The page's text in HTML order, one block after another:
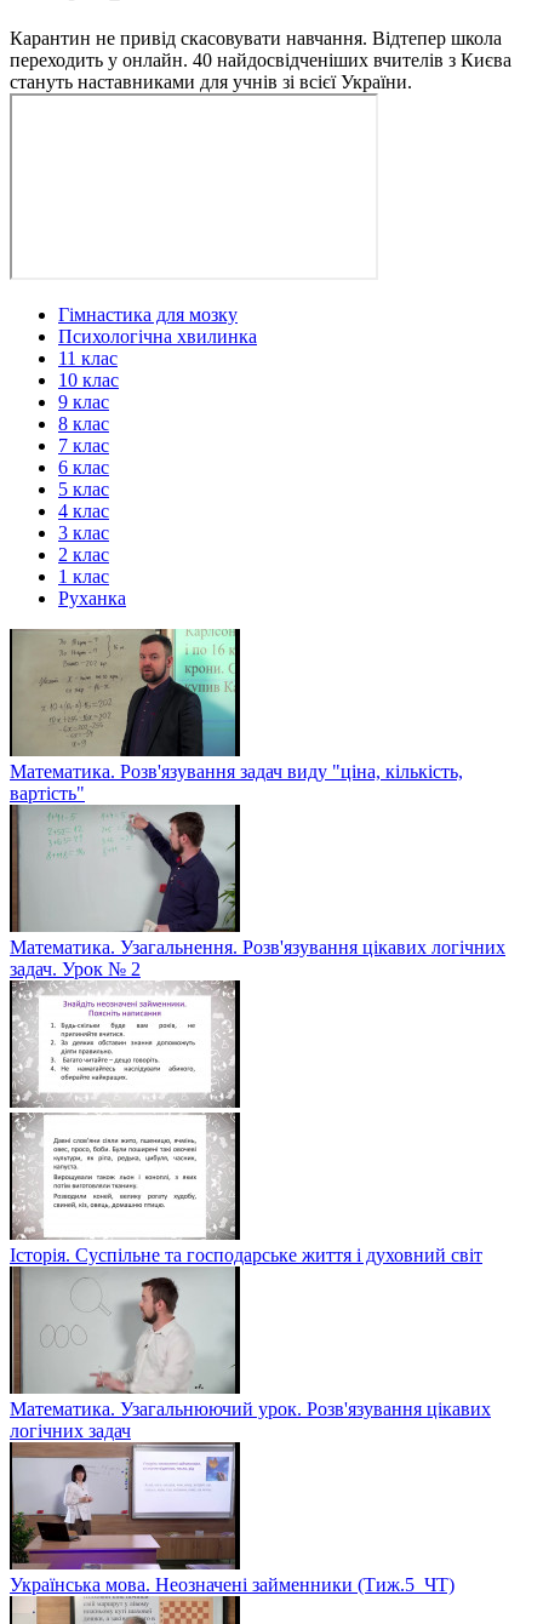
Карантин не привід скасовувати навчання. Відтепер школа
переходить у онлайн. 40 найдосвідченіших вчителів з Києва
стануть наставниками для учнів зі всієї України.
Гімнастика для мозку
Психологічна хвилинка
11 клас
10 клас
9 клас
8 клас
7 клас
6 клас
5 клас
4 клас
3 клас
2 клас
1 клас
Руханка
Математика. Розв'язування задач виду "ціна, кількість,
вартість"
Математика. Узагальнення. Розв'язування цікавих логічних
задач. Урок № 2
Історія. Суспільне та господарське життя і духовний світ
Математика. Узагальнюючий урок. Розв'язування цікавих
логічних задач
Українська мова. Неозначені займенники (Тиж.5_ЧТ)